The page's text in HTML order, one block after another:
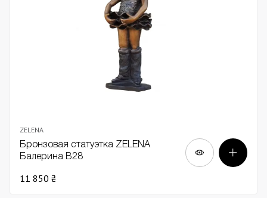
ZELENA
Бронзовая статуэтка ZELENA
Балерина В28
11 850 ₴